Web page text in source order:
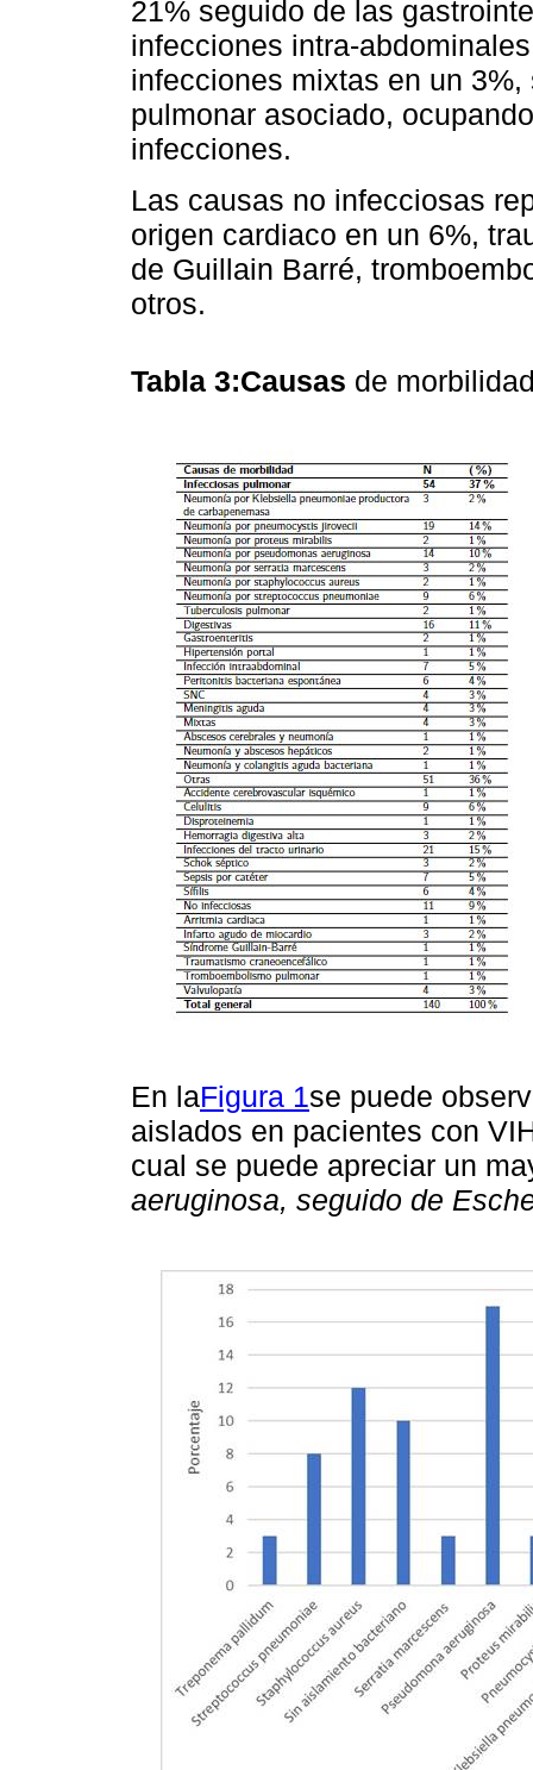
21% seguido de las
infecciones intra-
infecciones mixtas en un
pulmonar asociado,
infecciones.
Las causas no infecciosas
origen cardiaco en un 6%,
de Guillain Barré,
otros.
Tabla 3:Causas de
En laFigura 1se puede
aislados en pacientes con
cual se puede apreciar un
aeruginosa, seguido de